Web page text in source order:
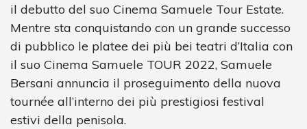
il debutto del suo Cinema Samuele Tour Estate.
Mentre sta conquistando con un grande successo
di pubblico le platee dei più bei teatri d’Italia con
il suo Cinema Samuele TOUR 2022, Samuele
Bersani annuncia il proseguimento della nuova
tournée all’interno dei più prestigiosi festival
estivi della penisola.